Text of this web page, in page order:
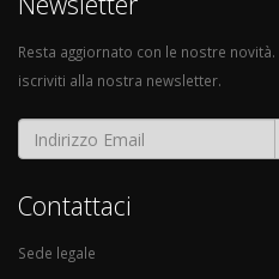
Resta aggiornato con le nostre
iscriviti alla nostra newsletter.
Contattaci
Sede legale